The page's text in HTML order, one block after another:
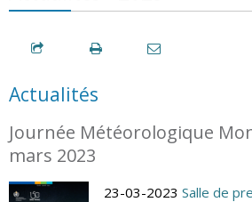
Actualités
Journée Météorologique
mars 2023
23-03-2023 Salle de